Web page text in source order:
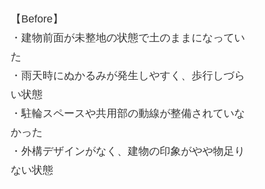
【Before】
・建物前面が未整地の状態で土のままになってい
た
・雨天時にぬかるみが発生しやすく、歩行しづら
い状態
・駐輪スペースや共用部の動線が整備されていな
かった
・外構デザインがなく、建物の印象がやや物足り
ない状態